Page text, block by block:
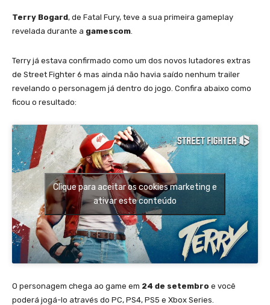
Terry Bogard, de Fatal Fury, teve a sua primeira gameplay
revelada durante a gamescom.
Terry já estava confirmado como um dos novos lutadores extras
de Street Fighter 6 mas ainda não havia saído nenhum trailer
revelando o personagem já dentro do jogo. Confira abaixo como
ficou o resultado:
Clique para aceitar os cookies marketing e
ativar este conteúdo
O personagem chega ao game em 24 de setembro e você
poderá jogá-lo através do PC, PS4, PS5 e Xbox Series.